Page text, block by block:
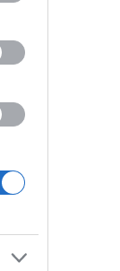
Η ΣΤΗΛΗ ΜΑΣ